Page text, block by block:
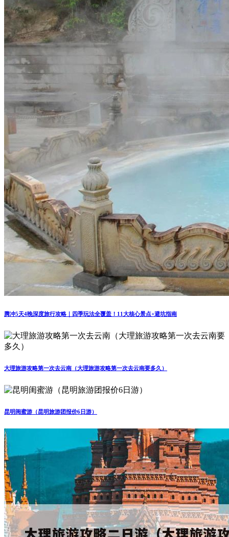
腾冲5天4晚深度旅行攻略｜四季玩法全覆盖！11大核心景点+避坑指南
大理旅游攻略第一次去云南（大理旅游攻略第一次去云南要多久）
昆明闺蜜游（昆明旅游团报价6日游）